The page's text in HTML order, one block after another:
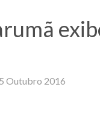
Outubro 2016